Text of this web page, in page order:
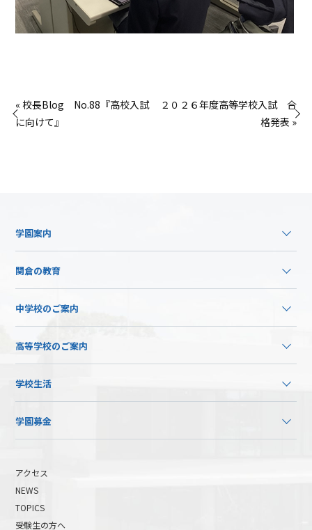
« 校長Blog No.88『高校入試
に向けて』
２０２６年度高等学校入試 合
格発表 »
学園案内
関倉の教育
中学校のご案内
高等学校のご案内
学校生活
学園募金
アクセス
NEWS
TOPICS
受験生の方へ